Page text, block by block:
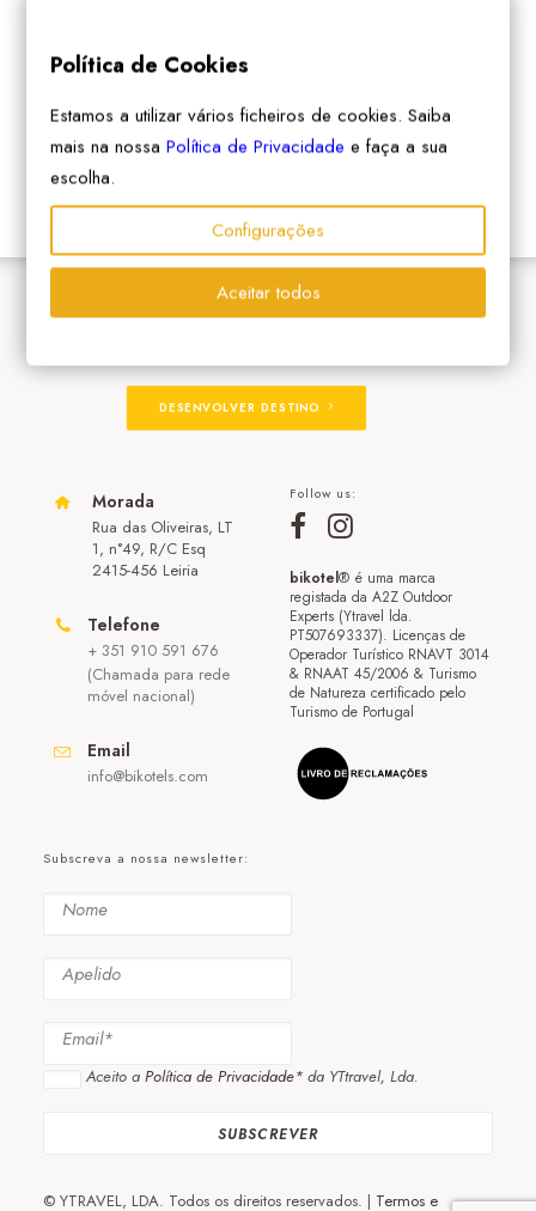
DESENVOLVER DESTINO
Morada
Rua das Oliveiras, LT
1, n°49, R/C Esq
2415-456 Leiria
Telefone
+ 351 910 591 676
(Chamada para rede
móvel nacional)
Email
info@bikotels.com
Follow us:
bikotel® é uma marca
registada da A2Z Outdoor
Experts (Ytravel lda.
PT507693337). Licenças de
Operador Turístico RNAVT 3014
& RNAAT 45/2006 & Turismo
de Natureza certificado pelo
Turismo de Portugal
Subscreva a nossa newsletter:
Aceito a Política de Privacidade* da YTtravel, Lda.
© YTRAVEL, LDA. Todos os direitos reservados. | Termos e
Política de Cookies
Estamos a utilizar vários ficheiros de cookies. Saiba
mais na nossaPolítica de Privacidade e faça a sua
escolha.
Configurações
Aceitar todos